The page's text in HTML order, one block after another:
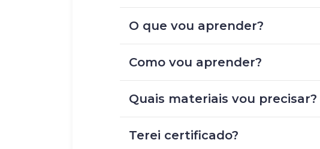
O que vou aprender?
Como vou aprender?
Quais materiais vou precisar?
Terei certificado?